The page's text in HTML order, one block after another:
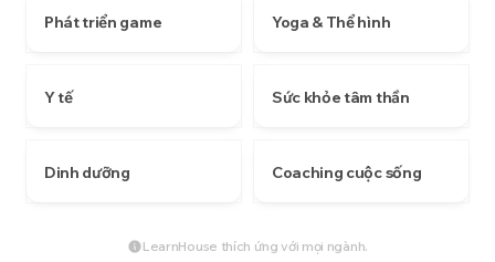
Phát triển game Yoga & Thể hình
Y tế Sức khỏe tâm thần
Dinh dưỡng Coaching cuộc sống
LearnHouse thích ứng với mọi ngành.